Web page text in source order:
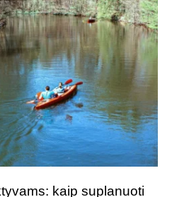
kaip suplanuoti